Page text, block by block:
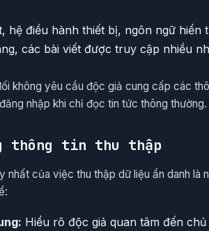
hệ điều hành thiết bị, ngôn ngữ
các bài viết được truy cập nhiều
không yêu cầu độc giả cung cấp các
nhập khi chỉ đọc tin tức thông thường.
thông tin thu thập
nhất của việc thu thập dữ liệu ẩn danh là
Hiểu rõ độc giả quan tâm đến